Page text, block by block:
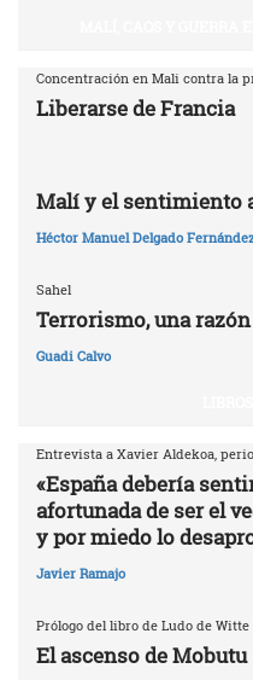
Concentración en Mali contra la
Liberarse de Francia
Malí y el sentimiento
Héctor Manuel Delgado
Sahel
Terrorismo, una
Guadi Calvo
Entrevista a Xavier Aldekoa,
«España debería
afortunada de ser el
y por miedo lo
Javier Ramajo
Prólogo del libro de Ludo de Witte
El ascenso de Mobutu